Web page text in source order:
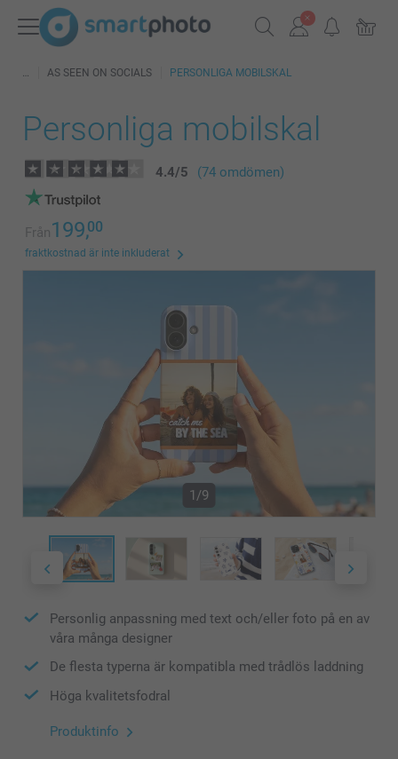
AS SEEN ON SOCIALS PERSONLIGA MOBILSKAL
Personliga mobilskal
4.4/5 (74 omdömen)
Från199,00
fraktkostnad är inte inkluderat
1/9
Personlig anpassning med text och/eller foto på en av
våra många designer
De flesta typerna är kompatibla med trådlös laddning
Höga kvalitetsfodral
Produktinfo